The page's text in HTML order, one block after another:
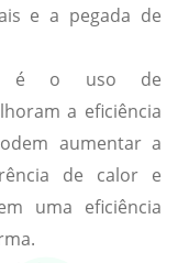
e a pegada de
é o uso de
a eficiência
aumentar a
de calor e
uma eficiência